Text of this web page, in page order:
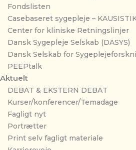
Fondslisten
Casebaseret sygepleje –
Center for kliniske Retningslinjer
Dansk Sygepleje Selskab (DASYS)
Dansk Selskab for
PEEPtalk
Aktuelt
DEBAT & EKSTERN DEBAT
Kurser/konferencer/Temadage
Fagligt nyt
Portrætter
Print selv fagligt materiale